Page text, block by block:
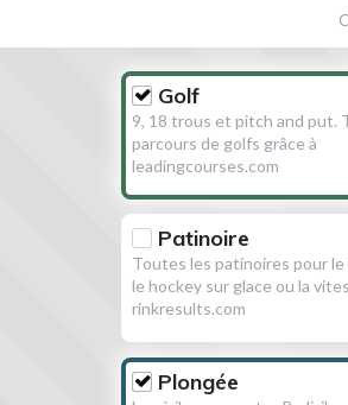
Golf
9, 18 trous et pitch and put.
parcours de golfs grâce à
leadingcourses.com
Patinoire
Toutes les patinoires pour le
le hockey sur glace ou la
rinkresults.com
Plongée